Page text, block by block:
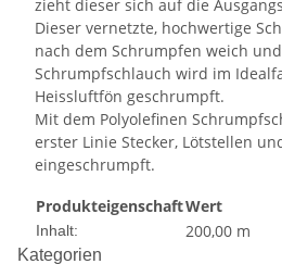
zieht dieser sich auf die
Dieser vernetzte, hochwertige
nach dem Schrumpfen weich
Schrumpfschlauch wird im
Heissluftfön geschrumpft.
Mit dem Polyolefinen
erster Linie Stecker, Lötstellen
eingeschrumpft.
ProdukteigenschaftWert
Inhalt: 200,00 m
Kategorien